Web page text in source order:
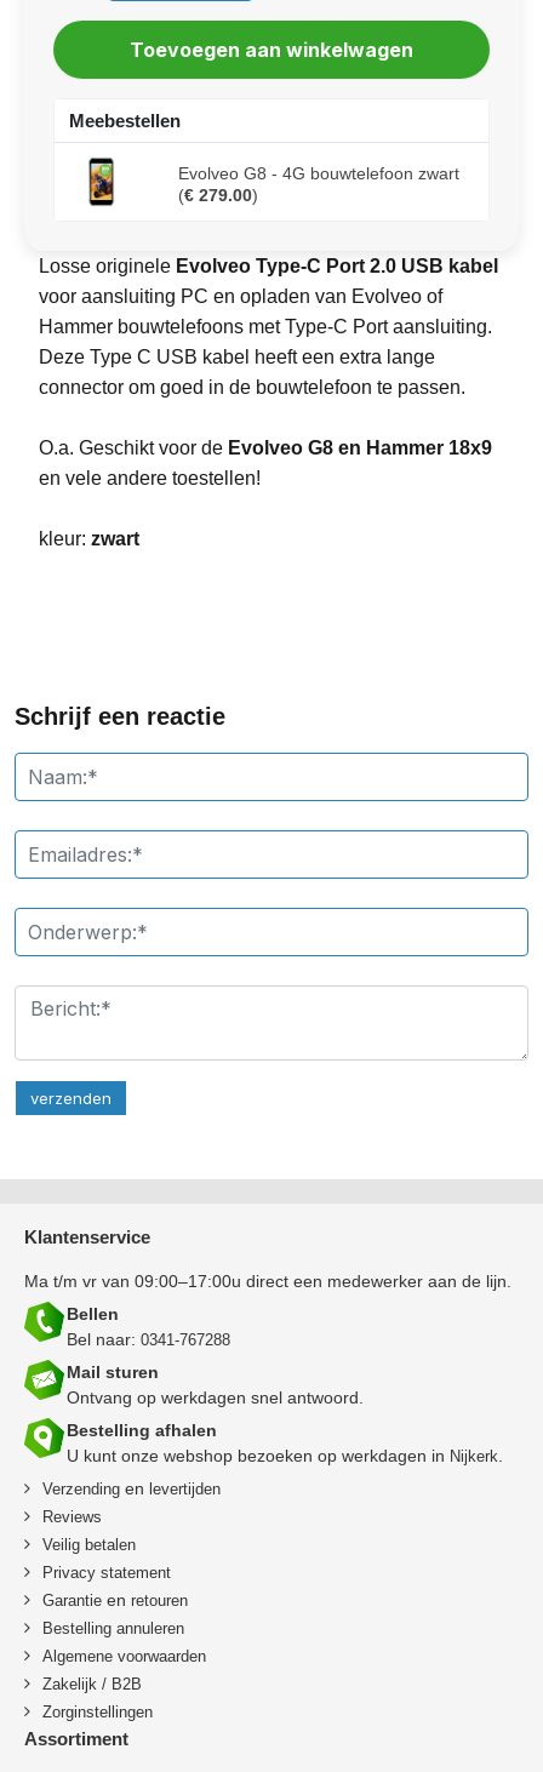
Meebestellen
Evolveo G8 - 4G bouwtelefoon zwart
(€ 279.00)
Losse originele Evolveo Type-C Port 2.0 USB kabel
voor aansluiting PC en opladen van Evolveo of
Hammer bouwtelefoons met Type-C Port aansluiting.
Deze Type C USB kabel heeft een extra lange
connector om goed in de bouwtelefoon te passen.
O.a. Geschikt voor de Evolveo G8 en Hammer 18x9
en vele andere toestellen!
kleur: zwart
Schrijf een reactie
Klantenservice
Ma t/m vr van 09:00–17:00u direct een medewerker aan de lijn.
Bellen
Bel naar: 0341-767288
Mail sturen
Ontvang op werkdagen snel antwoord.
Bestelling afhalen
U kunt onze webshop bezoeken op werkdagen in Nijkerk
Verzending en levertijden
Reviews
Veilig betalen
Privacy statement
Garantie en retouren
Bestelling annuleren
Algemene voorwaarden
Zakelijk / B2B
Zorginstellingen
Assortiment